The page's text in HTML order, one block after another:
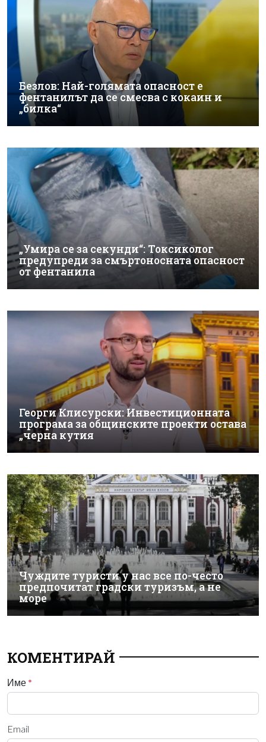
Безлов: Най-голямата опасност е
фентанилът да се смесва с кокаин и
„билка“
„Умира се за секунди“: Токсиколог
предупреди за смъртоносната опасност
от фентанила
Георги Клисурски: Инвестиционната
програма за общинските проекти остава
„черна кутия
Чуждите туристи у нас все по-често
предпочитат градски туризъм, а не
море
КОМЕНТИРАЙ
Име *
Email